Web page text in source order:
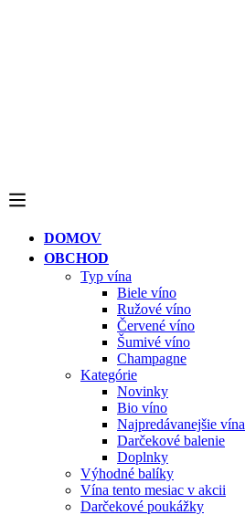
DOMOV
OBCHOD
Typ vína
Biele víno
Ružové víno
Červené víno
Šumivé víno
Champagne
Kategórie
Novinky
Bio víno
Najpredávanejšie vína
Darčekové balenie
Doplnky
Výhodné balíky
Vína tento mesiac v akcii
Darčekové poukážky